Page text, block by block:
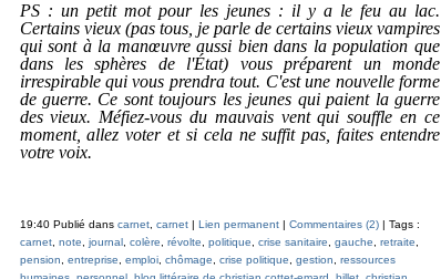
PS : un petit mot pour les jeunes : il y a le feu au lac.
Certains vieux (pas tous, je parle de certains vieux vampires
qui sont à la manœuvre aussi bien dans la population que
dans les sphères de l'État) vous préparent un monde
irrespirable qui vous prendra tout. C'est une nouvelle forme
de guerre. Ce sont toujours les jeunes qui paient la guerre
des vieux. Méfiez-vous du mauvais vent qui souffle en ce
moment, allez voter et si cela ne suffit pas, faites entendre
votre voix.
19:40 Publié dans carnet, carnet| Lien permanent| Commentaires (2)| Tags :
carnet, note journal, colère révolte politique crise sanitaire gauche retraite
pension
entreprise emploi, chômage crise politique gestion
ressources